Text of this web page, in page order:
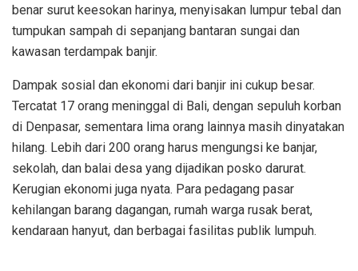
benar surut keesokan harinya, menyisakan lumpur tebal dan
tumpukan sampah di sepanjang bantaran sungai dan
kawasan terdampak banjir.
Dampak sosial dan ekonomi dari banjir ini cukup besar.
Tercatat 17 orang meninggal di Bali, dengan sepuluh korban
di Denpasar, sementara lima orang lainnya masih dinyatakan
hilang. Lebih dari 200 orang harus mengungsi ke banjar,
sekolah, dan balai desa yang dijadikan posko darurat.
Kerugian ekonomi juga nyata. Para pedagang pasar
kehilangan barang dagangan, rumah warga rusak berat,
kendaraan hanyut, dan berbagai fasilitas publik lumpuh.